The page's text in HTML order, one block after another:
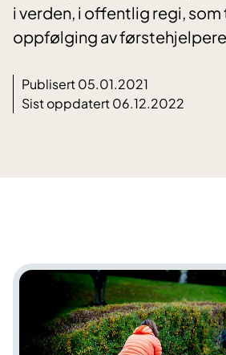
i verden, i offentlig regi,
oppfølging av
Publisert 05.01.2021
Sist oppdatert 06.12.2022